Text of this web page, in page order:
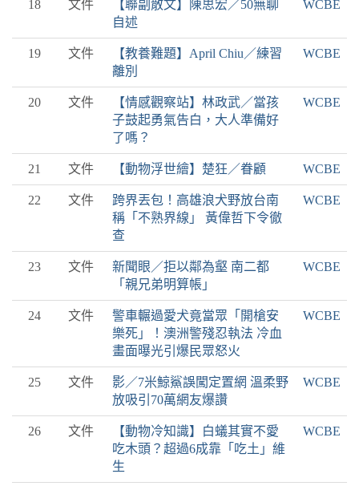
18 文件
【聯副散文】陳思宏／50無聊
自述
WCBE
19 文件
【教養難題】April Chiu／練習
離別
WCBE
20 文件
【情感觀察站】林政武／當孩
子鼓起勇氣告白，大人準備好
了嗎？
WCBE
21 文件 【動物浮世繪】楚狂／眷顧 WCBE
22 文件
跨界丟包！高雄浪犬野放台南
稱「不熟界線」 黃偉哲下令徹
查
WCBE
23 文件
新聞眼／拒以鄰為壑 南二都
「親兄弟明算帳」
WCBE
24 文件
警車輾過愛犬竟當眾「開槍安
樂死」！澳洲警殘忍執法 冷血
畫面曝光引爆民眾怒火
WCBE
25 文件
影／7米鯨鯊誤闖定置網 溫柔野
放吸引70萬網友爆讚
WCBE
26 文件
【動物冷知識】白蟻其實不愛
吃木頭？超過6成靠「吃土」維
生
WCBE